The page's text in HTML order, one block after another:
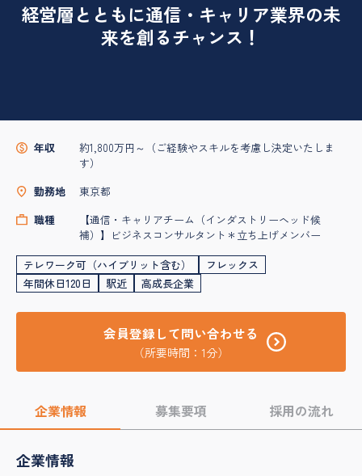
経営層とともに通信・キャリア業界の未
来を創るチャンス！
年収
約1,800万円～（ご経験やスキルを考慮し決定いたしま
す）
勤務地
東京都
職種
【通信・キャリアチーム（インダストリーヘッド候
補）】ビジネスコンサルタント＊立ち上げメンバー
テレワーク可（ハイブリット含む）
フレックス
年間休日120日
駅近 高成長企業
会員登録して問い合わせる
（所要時間：1分）
企業情報 募集要項 採用の流れ
企業情報